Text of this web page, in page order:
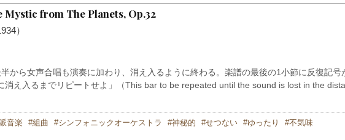
Mystic from The Planets, Op.32
）
から女声合唱も演奏に加わり、消え入るように終わる。楽譜の最後の1小節に反復記号
消え入るまでリピートせよ」（This bar to be repeated until the sound is lost in the
音楽 組曲 シンフォニックオーケストラ 神秘的 せつない ゆったり
不気味